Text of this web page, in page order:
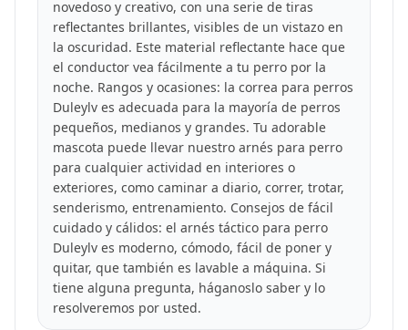
novedoso y creativo, con una serie de tiras
reflectantes brillantes, visibles de un vistazo en
la oscuridad. Este material reflectante hace que
el conductor vea fácilmente a tu perro por la
noche. Rangos y ocasiones: la correa para perros
Duleylv es adecuada para la mayoría de perros
pequeños, medianos y grandes. Tu adorable
mascota puede llevar nuestro arnés para perro
para cualquier actividad en interiores o
exteriores, como caminar a diario, correr, trotar,
senderismo, entrenamiento. Consejos de fácil
cuidado y cálidos: el arnés táctico para perro
Duleylv es moderno, cómodo, fácil de poner y
quitar, que también es lavable a máquina. Si
tiene alguna pregunta, háganoslo saber y lo
resolveremos por usted.